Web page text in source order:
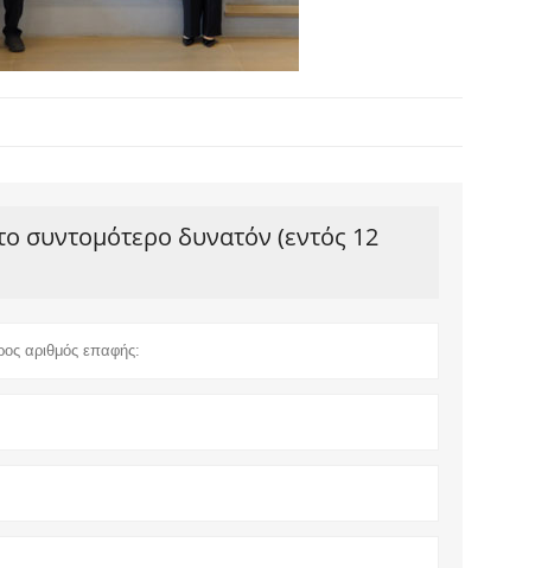
συντομότερο δυνατόν (εντός 12